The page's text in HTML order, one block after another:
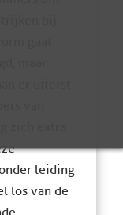
leiding
los van de